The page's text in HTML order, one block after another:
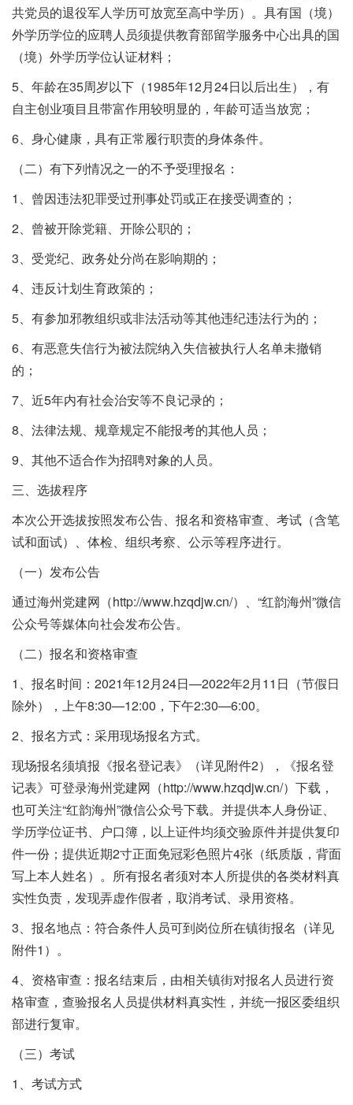
共党员的退役军人学历可放宽至高中学历）。具有国（境）
外学历学位的应聘人员须提供教育部留学服务中心出具的国
（境）外学历学位认证材料；
5、年龄在35周岁以下（1985年12月24日以后出生），有
自主创业项目且带富作用较明显的，年龄可适当放宽；
6、身心健康，具有正常履行职责的身体条件。
（二）有下列情况之一的不予受理报名：
1、曾因违法犯罪受过刑事处罚或正在接受调查的；
2、曾被开除党籍、开除公职的；
3、受党纪、政务处分尚在影响期的；
4、违反计划生育政策的；
5、有参加邪教组织或非法活动等其他违纪违法行为的；
6、有恶意失信行为被法院纳入失信被执行人名单未撤销
的；
7、近5年内有社会治安等不良记录的；
8、法律法规、规章规定不能报考的其他人员；
9、其他不适合作为招聘对象的人员。
三、选拔程序
本次公开选拔按照发布公告、报名和资格审查、考试（含笔
试和面试）、体检、组织考察、公示等程序进行。
（一）发布公告
通过海州党建网（http://www.hzqdjw.cn/）、“红韵海州”微信
公众号等媒体向社会发布公告。
（二）报名和资格审查
1、报名时间：2021年12月24日—2022年2月11日（节假日
除外），上午8:30—12:00，下午2:30—6:00。
2、报名方式：采用现场报名方式。
现场报名须填报《报名登记表》（详见附件2），《报名登
记表》可登录海州党建网（http://www.hzqdjw.cn/）下载，
也可关注“红韵海州”微信公众号下载。并提供本人身份证、
学历学位证书、户口簿，以上证件均须交验原件并提供复印
件一份；提供近期2寸正面免冠彩色照片4张（纸质版，背面
写上本人姓名）。所有报名者须对本人所提供的各类材料真
实性负责，发现弄虚作假者，取消考试、录用资格。
3、报名地点：符合条件人员可到岗位所在镇街报名（详见
附件1）。
4、资格审查：报名结束后，由相关镇街对报名人员进行资
格审查，查验报名人员提供材料真实性，并统一报区委组织
部进行复审。
（三）考试
1、考试方式